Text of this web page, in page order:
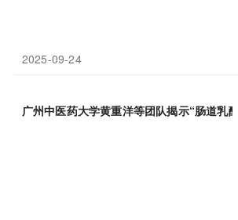
2025-09-24
广州中医药大学黄重洋等团队揭示“肠道乳